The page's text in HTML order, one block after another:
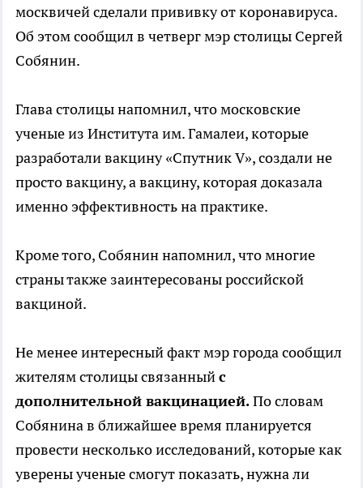
москвичей сделали прививку от коронавируса.
Об этом сообщил в четверг мэр столицы Сергей
Собянин.
Глава столицы напомнил, что московские
ученые из Института им. Гамалеи, которые
разработали вакцину «Спутник V», создали не
просто вакцину, а вакцину, которая доказала
именно эффективность на практике.
Кроме того, Собянин напомнил, что многие
страны также заинтересованы российской
вакциной.
Не менее интересный факт мэр города сообщил
жителям столицы связанныйс
дополнительной вакцинацией.По словам
Собянина в ближайшее время планируется
провести несколько исследований, которые как
уверены ученые смогут показать, нужна ли